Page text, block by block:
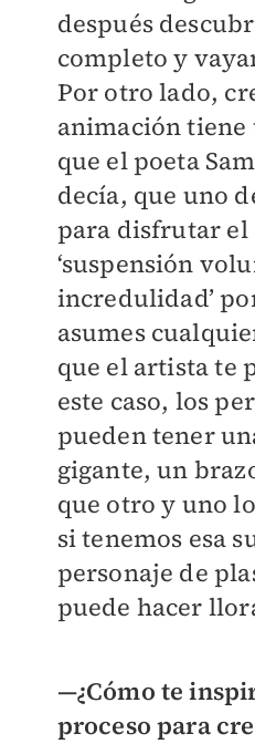
después
completo y
Por otro lado,
animación tiene
que el poeta
decía, que uno
para disfrutar el
‘suspensión
incredulidad’
asumes
que el artista te
este caso, los
pueden tener
gigante, un
que otro y uno
si tenemos esa
personaje de
puede hacer
—¿Cómo te
proceso para